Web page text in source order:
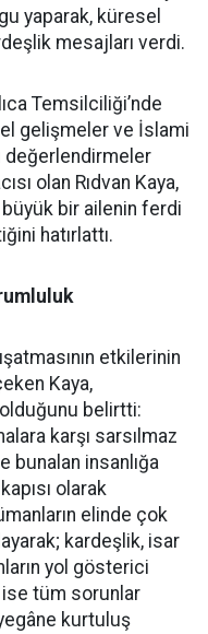
yaparak, küresel
mesajları verdi.
Temsilciliği’nde
gelişmeler ve İslami
değerlendirmeler
olan Rıdvan Kaya,
bir ailenin ferdi
hatırlattı.
etkilerinin
Kaya,
belirtti:
karşı sarsılmaz
bunalan insanlığa
olarak
elinde çok
kardeşlik, isar
yol gösterici
ise tüm sorunlar
kurtuluş